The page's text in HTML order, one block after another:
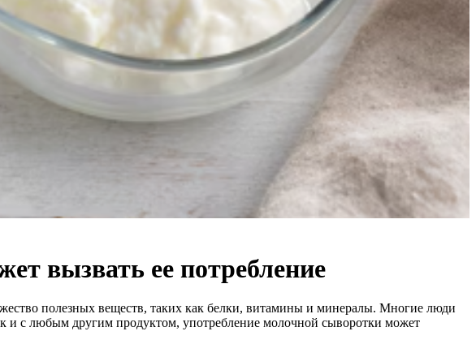
вызвать ее потребление
полезных веществ, таких как белки, витамины и минералы. Многие люди
и с любым другим продуктом, употребление молочной сыворотки может